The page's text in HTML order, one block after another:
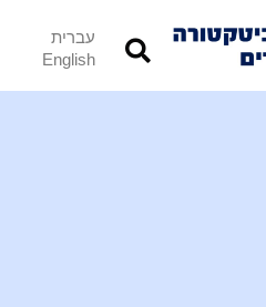
עברית
English